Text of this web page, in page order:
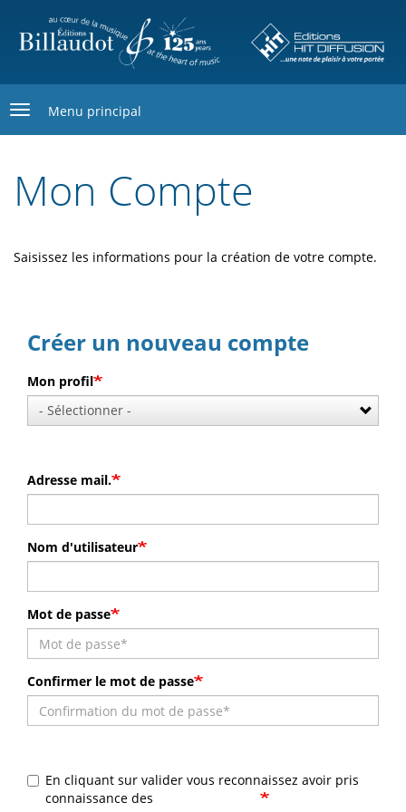
contenu
Menu principal
Mon Compte
Saisissez les informations pour la création de votre compte.
Créer un nouveau compte
Mon profil
Adresse mail.
Nom d'utilisateur
Mot de passe
Confirmer le mot de passe
En cliquant sur valider vous reconnaissez avoir pris
connaissance des